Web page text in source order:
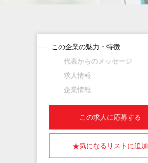
この企業の魅力・特徴
代表からのメッセージ
求人情報
企業情報
この求人に応募する
気になるリストに追加